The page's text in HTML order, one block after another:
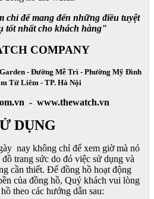
chỉ để mang đến những điều tuyệt
tốt nhất cho khách hàng"
COMPANY
- Đường Mễ Trì - Phường Mỹ Đình
Từ Liêm - TP. Hà Nội
- www.thewatch.vn
DỤNG
nay không chỉ để xem giờ mà nó
trang sức do đó việc sử dụng và
cần thiết. Để đồng hồ hoạt động
của đồng hồ, Quý khách vui lòng
theo các hướng dẫn sau: